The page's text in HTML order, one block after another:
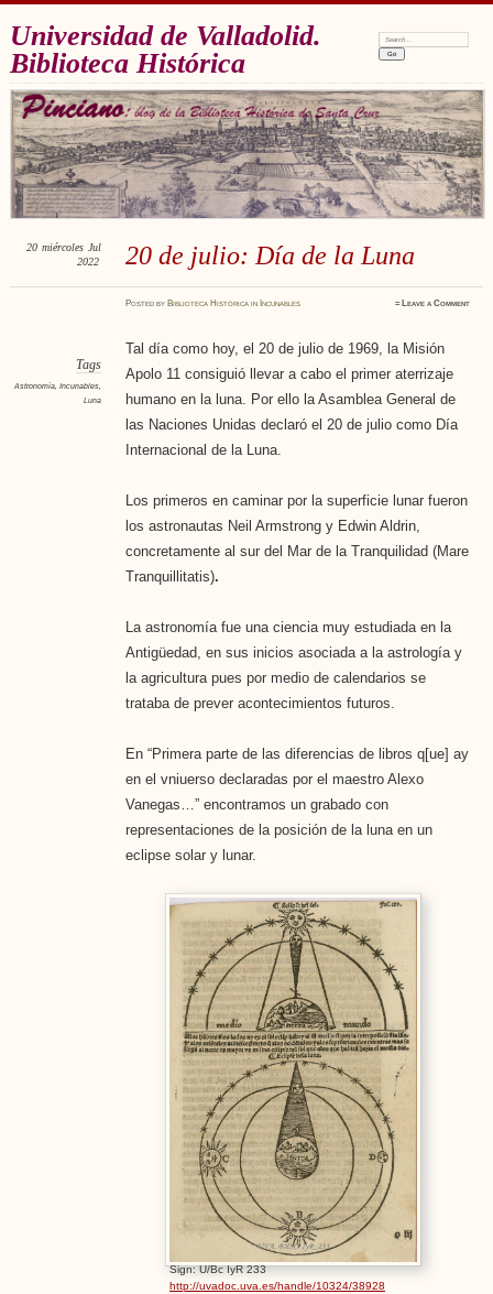
Universidad de Valladolid.
Biblioteca Histórica
Search:
20 de julio: Día de la Luna
20 miércoles Jul
2022
Postedby Biblioteca Histórica in Incunables ≈ Leave a Comment
Tags
Astronomía, Incunables,
Luna
Tal día como hoy, el 20 de julio de 1969, la Misión
Apolo 11 consiguió llevar a cabo el primer aterrizaje
humano en la luna. Por ello la Asamblea General de
las Naciones Unidas declaró el 20 de julio como Día
Internacional de la Luna.
Los primeros en caminar por la superficie lunar fueron
los astronautas Neil Armstrong y Edwin Aldrin,
concretamente al sur del Mar de la Tranquilidad (Mare
Tranquillitatis).
La astronomía fue una ciencia muy estudiada en la
Antigüedad, en sus inicios asociada a la astrología y
la agricultura pues por medio de calendarios se
trataba de prever acontecimientos futuros.
En “Primera parte de las diferencias de libros q[ue] ay
en el vniuerso declaradas por el maestro Alexo
Vanegas…” encontramos un grabado con
representaciones de la posición de la luna en un
eclipse solar y lunar.
Sign: U/Bc IyR 233
http://uvadoc.uva.es/handle/10324/38928